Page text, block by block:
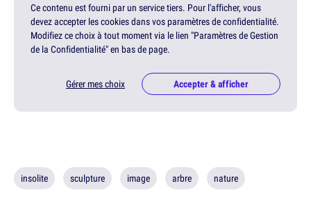
Ce contenu est fourni par un service tiers. Pour l'afficher, vous
devez accepter les cookies dans vos paramètres de confidentialité.
Modifiez ce choix à tout moment via le lien "Paramètres de Gestion
de la Confidentialité" en bas de page.
Gérer mes choix Accepter & afficher
insolite sculpture image arbre nature